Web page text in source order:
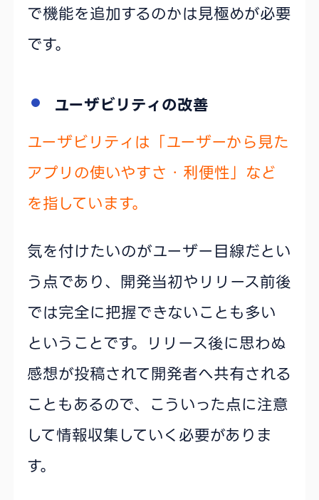
で機能を追加するのかは見極めが必要
です。
ユーザビリティの改善
ユーザビリティは「ユーザーから見た
アプリの使いやすさ・利便性」など
を指しています。
気を付けたいのがユーザー目線だとい
う点であり、開発当初やリリース前後
では完全に把握できないことも多い
ということです。リリース後に思わぬ
感想が投稿されて開発者へ共有される
こともあるので、こういった点に注意
して情報収集していく必要がありま
す。